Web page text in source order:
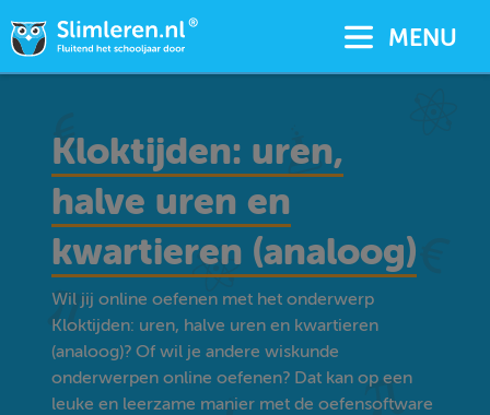
MENU
Kloktijden: uren,
halve uren en
kwartieren (analoog)
Wil jij online oefenen met het onderwerp
Kloktijden: uren, halve uren en kwartieren
(analoog)? Of wil je andere wiskunde
onderwerpen online oefenen? Dat kan op een
leuke en leerzame manier met de oefensoftware